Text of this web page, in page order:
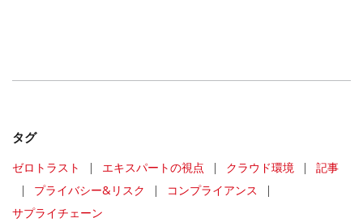
タグ
ゼロトラスト | エキスパートの視点 | クラウド環境 |
記事
|
プライバシー&リスク | コンプライアンス
|
サプライチェーン